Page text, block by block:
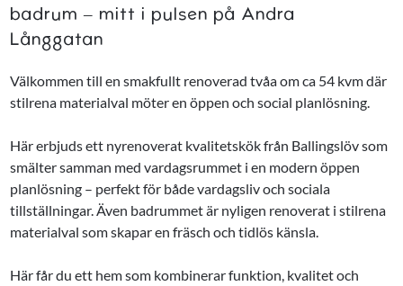
badrum – mitt i pulsen på Andra
Långgatan
Välkommen till en smakfullt renoverad tvåa om ca 54 kvm där
stilrena materialval möter en öppen och social planlösning.
Här erbjuds ett nyrenoverat kvalitetskök från Ballingslöv som
smälter samman med vardagsrummet i en modern öppen
planlösning – perfekt för både vardagsliv och sociala
tillställningar. Även badrummet är nyligen renoverat i stilrena
materialval som skapar en fräsch och tidlös känsla.
Här får du ett hem som kombinerar funktion, kvalitet och